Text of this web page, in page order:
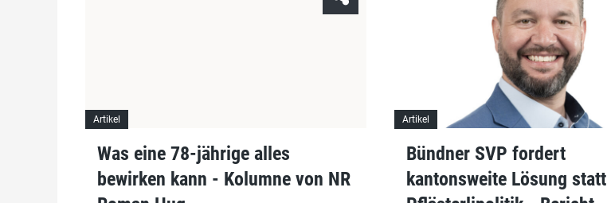
Artikel
Was eine 78-jährige alles
bewirken kann - Kolumne von NR
Artikel
Bündner SVP fordert
kantonsweite Lösung statt